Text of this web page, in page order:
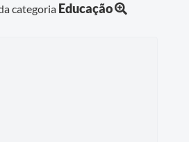
categoria Educação